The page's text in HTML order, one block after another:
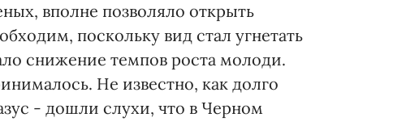
вполне позволяло открыть
поскольку вид стал угнетать
снижение темпов роста молоди.
Не известно, как долго
- дошли слухи, что в Черном